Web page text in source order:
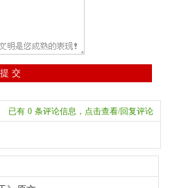
已有 0 条评论信息，点击查看/回复评论